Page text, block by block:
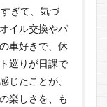
ぎて、気づ
イル交換やパ
車好きで、休
巡りが日課で
じたことが、
楽しさを、も